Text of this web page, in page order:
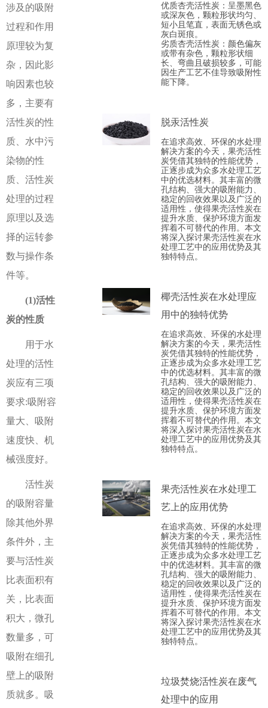
涉及的吸附
过程和作用
原理较为复
杂，因此影
响因素也较
多，主要有
活性炭的性
质、水中污
染物的性
质、活性炭
处理的过程
原理以及选
择的运转参
数与操作条
件等。
(1)活性
炭的性质
用于水
处理的活性
炭应有三项
要求:吸附容
量大、吸附
速度快、机
械强度好。
活性炭
的吸附容量
除其他外界
条件外，主
要与活性炭
比表面积有
关，比表面
积大，微孔
数量多，可
吸附在细孔
壁上的吸附
质就多。吸
优质杏壳活性炭‌：呈墨黑色
或深灰色，颗粒形状均匀、
短小且笔直，表面无锈色或
灰白斑痕。
劣质杏壳活性炭‌：颜色偏灰
或带有杂色，颗粒形状细
长、弯曲且破损较多，可能
因生产工艺不佳导致吸附性
能下降。
脱汞活性炭
在追求高效、环保的水处理
解决方案的今天，果壳活性
炭凭借其独特的性能优势，
正逐步成为众多水处理工艺
中的优选材料。其丰富的微
孔结构、强大的吸附能力、
稳定的回收效果以及广泛的
适用性，使得果壳活性炭在
提升水质、保护环境方面发
挥着不可替代的作用。本文
将深入探讨果壳活性炭在水
处理工艺中的应用优势及其
独特特点。
椰壳活性炭在水处理应
用中的独特优势
在追求高效、环保的水处理
解决方案的今天，果壳活性
炭凭借其独特的性能优势，
正逐步成为众多水处理工艺
中的优选材料。其丰富的微
孔结构、强大的吸附能力、
稳定的回收效果以及广泛的
适用性，使得果壳活性炭在
提升水质、保护环境方面发
挥着不可替代的作用。本文
将深入探讨果壳活性炭在水
处理工艺中的应用优势及其
独特特点。
果壳活性炭在水处理工
艺上的应用优势
在追求高效、环保的水处理
解决方案的今天，果壳活性
炭凭借其独特的性能优势，
正逐步成为众多水处理工艺
中的优选材料。其丰富的微
孔结构、强大的吸附能力、
稳定的回收效果以及广泛的
适用性，使得果壳活性炭在
提升水质、保护环境方面发
挥着不可替代的作用。本文
将深入探讨果壳活性炭在水
处理工艺中的应用优势及其
独特特点。
垃圾焚烧活性炭在废气
处理中的应用